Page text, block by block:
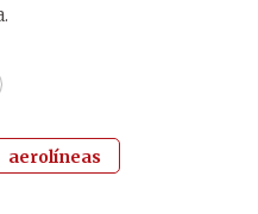
aerolíneas